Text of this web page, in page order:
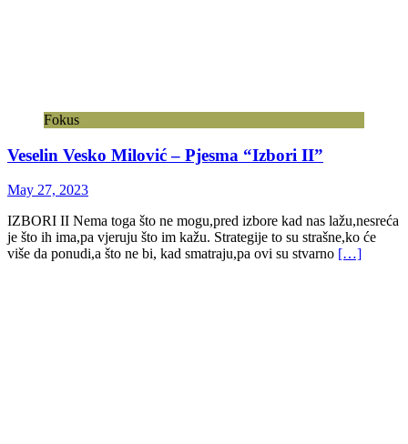
Fokus
Veselin Vesko Milović – Pjesma “Izbori II”
May 27, 2023
IZBORI II Nema toga što ne mogu,pred izbore kad nas lažu,nesreća
je što ih ima,pa vjeruju što im kažu. Strategije to su strašne,ko će
više da ponudi,a što ne bi, kad smatraju,pa ovi su stvarno […]